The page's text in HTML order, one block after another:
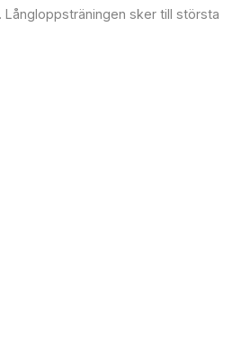
Långloppsträningen sker till största